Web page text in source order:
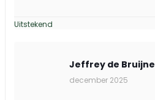
Uitstekend
Jeffrey de Bruijne
december 2025